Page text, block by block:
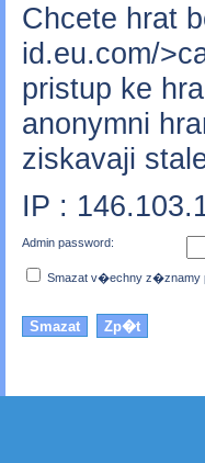
Chcete hrat
id.eu.com/
pristup ke
anonymni
ziskavaji
IP :
Admin password:
Smazat v�echny